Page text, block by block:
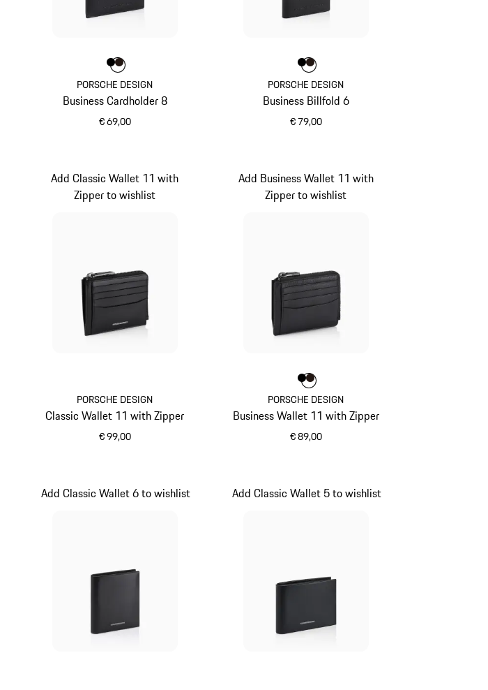
PORSCHE DESIGN
Business Cardholder 8
€ 69,00
Farbe
FarbeFarbe
PORSCHE DESIGN
Business Billfold 6
€ 79,00
Farbe
FarbeFarbe
PORSCHE DESIGN
Classic Wallet 11 with Zipper
€ 99,00
Add Classic Wallet 11 with
Zipper to wishlist
PORSCHE DESIGN
Business Wallet 11 with Zipper
€ 89,00
Add Business Wallet 11 with
Zipper to wishlist
Farbe
FarbeFarbe
Add Classic Wallet 6 to wishlist Add Classic Wallet 5 to wishlist